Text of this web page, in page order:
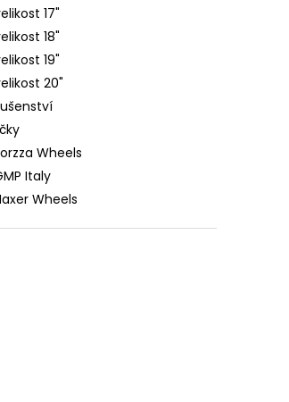
17"
18"
19"
20"
Wheels
Italy
Wheels